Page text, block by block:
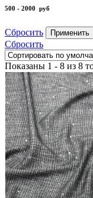
500 - 2000 руб
Сбросить Применить
Сбросить
Показаны 1 - 8 из 8